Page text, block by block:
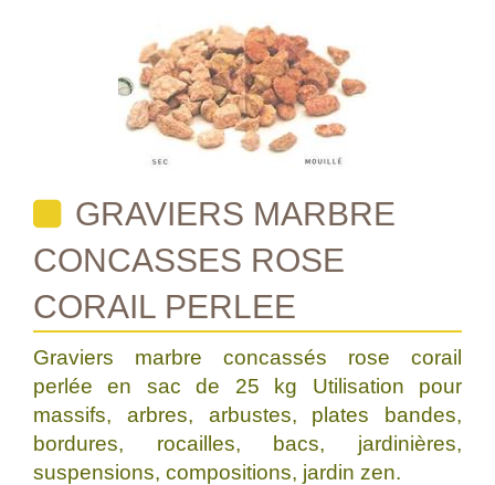
GRAVIERS MARBRE
CONCASSES ROSE
CORAIL PERLEE
Graviers marbre concassés rose corail
perlée en sac de 25 kg Utilisation pour
massifs, arbres, arbustes, plates bandes,
bordures, rocailles, bacs, jardinières,
suspensions, compositions, jardin zen.